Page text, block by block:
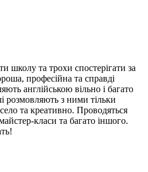
школу та трохи спостерігати за
професійна та справді
англійською вільно і багато
розмовляють з ними тільки
та креативно. Проводяться
класи та багато іншого.